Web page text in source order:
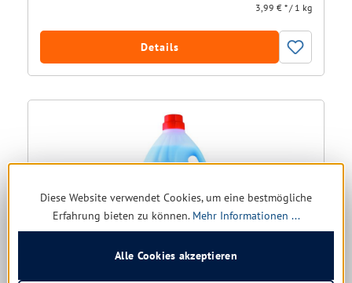
3,99 € * / 1 kg
Details
Diese Website verwendet Cookies, um eine bestmögliche
Erfahrung bieten zu können. Mehr Informationen ...
Alle Cookies akzeptieren